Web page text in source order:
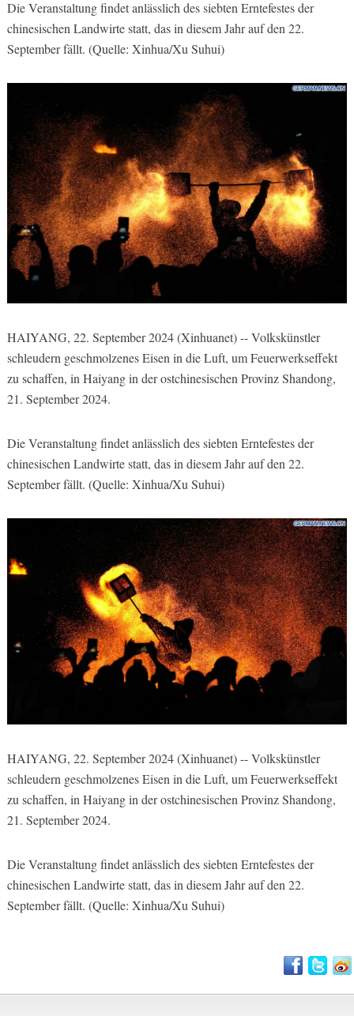
Die Veranstaltung findet anlässlich des siebten Erntefestes der
chinesischen Landwirte statt, das in diesem Jahr auf den 22.
September fällt. (Quelle: Xinhua/Xu Suhui)
HAIYANG, 22. September 2024 (Xinhuanet) -- Volkskünstler
schleudern geschmolzenes Eisen in die Luft, um Feuerwerkseffekt
zu schaffen, in Haiyang in der ostchinesischen Provinz Shandong,
21. September 2024.
Die Veranstaltung findet anlässlich des siebten Erntefestes der
chinesischen Landwirte statt, das in diesem Jahr auf den 22.
September fällt. (Quelle: Xinhua/Xu Suhui)
HAIYANG, 22. September 2024 (Xinhuanet) -- Volkskünstler
schleudern geschmolzenes Eisen in die Luft, um Feuerwerkseffekt
zu schaffen, in Haiyang in der ostchinesischen Provinz Shandong,
21. September 2024.
Die Veranstaltung findet anlässlich des siebten Erntefestes der
chinesischen Landwirte statt, das in diesem Jahr auf den 22.
September fällt. (Quelle: Xinhua/Xu Suhui)